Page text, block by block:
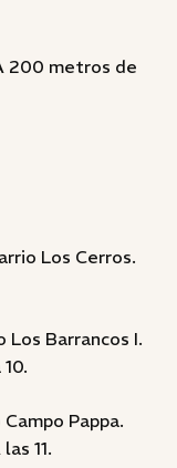
200 metros de
Los Cerros.
Barrancos I.
Pappa.
11.